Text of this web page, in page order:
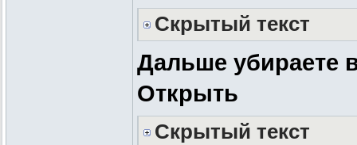
Скрытый текст
Дальше убираете
Открыть
Скрытый текст